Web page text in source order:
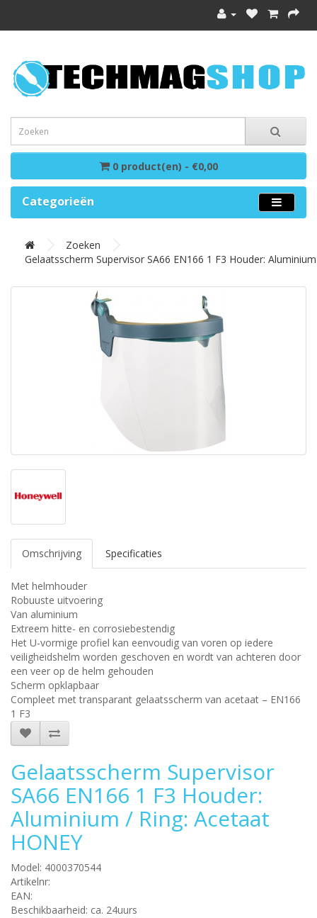
0 product(en) - €0,00
Categorieën
Zoeken
Gelaatsscherm Supervisor SA66 EN166 1 F3 Houder:
Omschrijving Specificaties
Met helmhouder
Robuuste uitvoering
Van aluminium
Extreem hitte- en corrosiebestendig
Het U-vormige profiel kan eenvoudig van voren op iedere
veiligheidshelm worden geschoven en wordt van achteren door
een veer op de helm gehouden
Scherm opklapbaar
Compleet met transparant gelaatsscherm van acetaat – EN166
1 F3
Gelaatsscherm Supervisor
SA66 EN166 1 F3 Houder:
Aluminium / Ring: Acetaat
HONEY
Model: 4000370544
Artikelnr:
EAN:
Beschikbaarheid: ca. 24uurs